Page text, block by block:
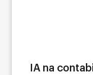
IA na